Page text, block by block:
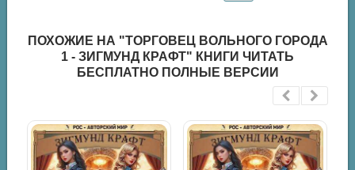
ПОХОЖИЕ НА "ТОРГОВЕЦ ВОЛЬНОГО ГОРОДА
1 - ЗИГМУНД КРАФТ" КНИГИ ЧИТАТЬ
БЕСПЛАТНО ПОЛНЫЕ ВЕРСИИ